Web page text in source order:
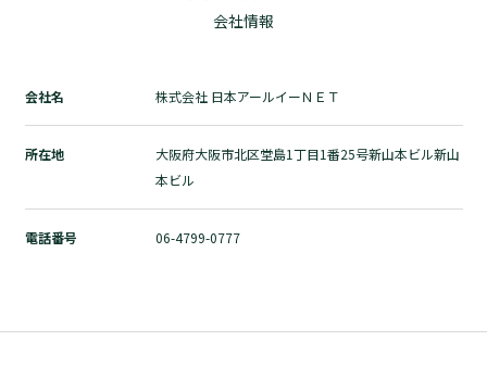
トップページ
加盟店検索
自然素材の家づくりとは？
お問い合わせ
プライバシーポリシー
会社情報
会社名 株式会社 日本アールイーＮＥＴ
所在地
大阪府大阪市北区堂島1丁目1番25号新山本ビル新山
本ビル
電話番号 06-4799-0777